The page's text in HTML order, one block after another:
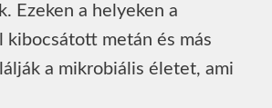
Ezeken a helyeken a
kibocsátott metán és más
a mikrobiális életet, ami